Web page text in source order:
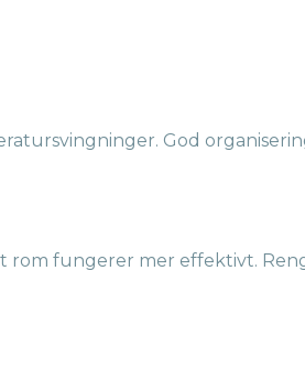
God
fungerer mer effektivt.